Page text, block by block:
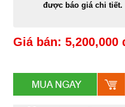
được báo giá chi tiết.
Giá bán: 5,200,000